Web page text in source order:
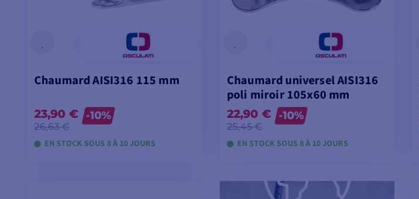
Chaumard AISI316 115 mm
23,90 €
26,63 €
-10%
EN STOCK SOUS 8 À 10 JOURS
Chaumard universel AISI316
poli miroir 105x60 mm
22,90 €
25,45 €
-10%
EN STOCK SOUS 8 À 10 JOURS
VOIR LES MODÈLES